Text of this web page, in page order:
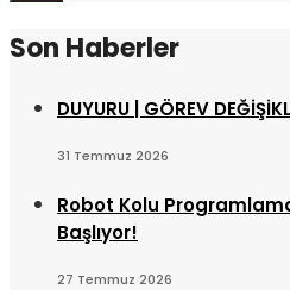
Son Haberler
DUYURU | GÖREV
31 Temmuz 2026
Robot Kolu
Başlıyor!
27 Temmuz 2026